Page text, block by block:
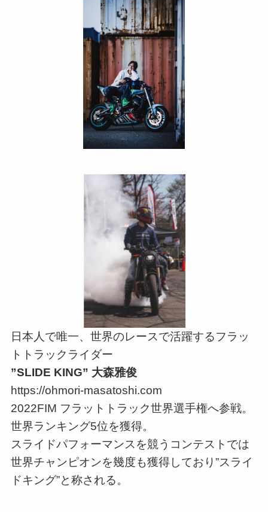
日本人で唯一、世界のレースで活躍するフラッ
トトラックライダー
”SLIDE KING” 大森雅俊
https://ohmori-masatoshi.com
2022FIM フラットトラック世界選手権へ参戦。
世界ランキング5位を獲得。
スライドパフォーマンスを競うコンテストでは
世界チャンピオンを幾度も獲得しており”スライ
ドキング”と称される。